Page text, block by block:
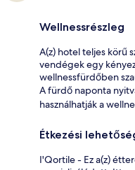
Wellnessrészleg
A(z) hotel teljes körű
vendégek egy
wellnessfürdőben
A fürdő naponta
használhatják a
Étkezési
I'Qortile - Ez a(z)